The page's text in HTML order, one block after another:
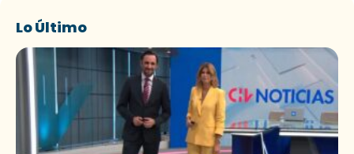
Lo Último